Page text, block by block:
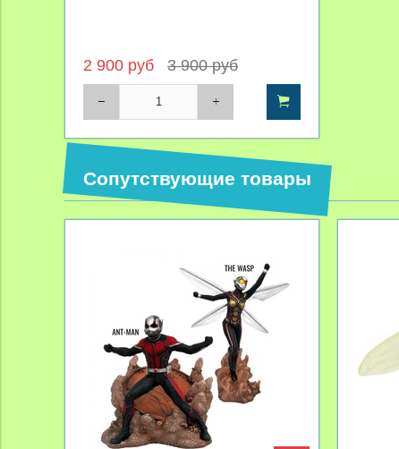
2 900 руб 3 900 руб
Сопутствующие товары